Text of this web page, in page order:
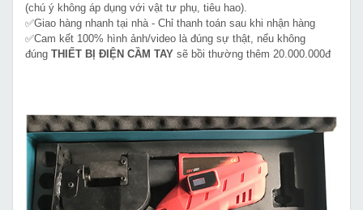
(chú ý không áp dụng với vật tư phụ, tiêu hao).
✅Giao hàng nhanh tại nhà - Chỉ thanh toán sau khi nhận hàng
✅Cam kết 100% hình ảnh/video là đúng sự thật, nếu không
đúng THIẾT BỊ ĐIỆN CẦM TAY sẽ bồi thường thêm 20.000.000đ